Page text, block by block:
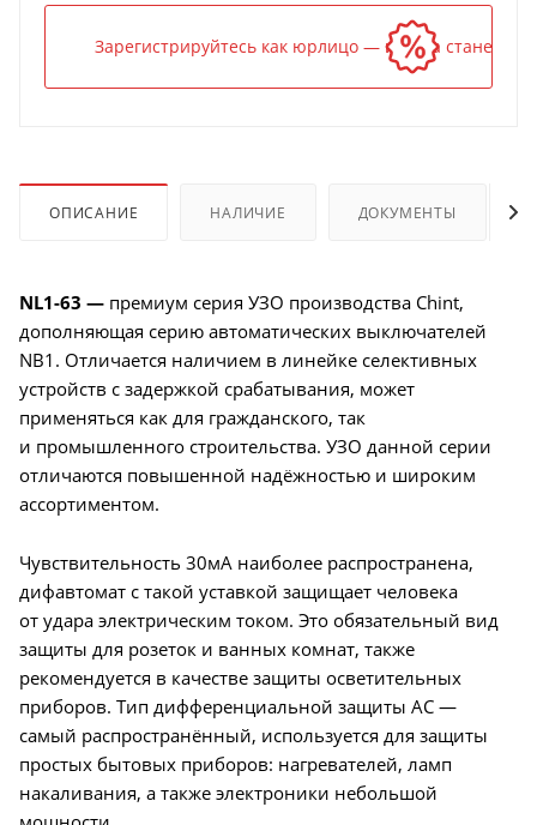
Зарегистрируйтесь как юрлицо — и цена станет
ОПИСАНИЕ НАЛИЧИЕ ДОКУМЕНТЫ
NL1-63 — премиум серия УЗО производства Chint,
дополняющая серию автоматических выключателей
NB1. Отличается наличием в линейке селективных
устройств с задержкой срабатывания, может
применяться как для гражданского, так
и промышленного строительства. УЗО данной серии
отличаются повышенной надёжностью и широким
ассортиментом.
Чувствительность 30мА наиболее распространена,
дифавтомат с такой уставкой защищает человека
от удара электрическим током. Это обязательный вид
защиты для розеток и ванных комнат, также
рекомендуется в качестве защиты осветительных
приборов. Тип дифференциальной защиты AC —
самый распространённый, используется для защиты
простых бытовых приборов: нагревателей, ламп
накаливания, а также электроники небольшой